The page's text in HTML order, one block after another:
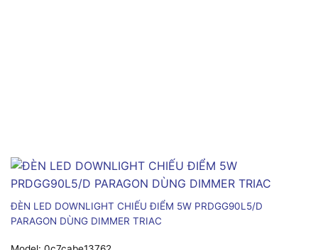
ĐÈN LED DOWNLIGHT CHIẾU ĐIỂM 5W PRDGG90L5/D
PARAGON DÙNG DIMMER TRIAC